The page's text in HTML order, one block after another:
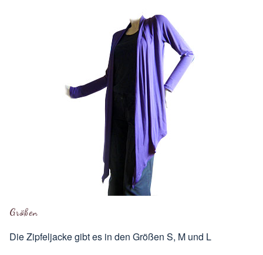
Größen
Die Zipfeljacke gibt es in den Größen S, M und L